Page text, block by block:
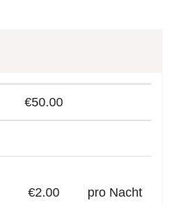
€50.00
€2.00 pro Nacht